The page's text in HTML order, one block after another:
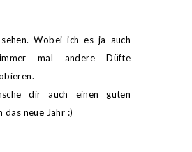
Wobei ich es ja auch
mal andere Düfte
dir auch einen guten
das neue Jahr :)